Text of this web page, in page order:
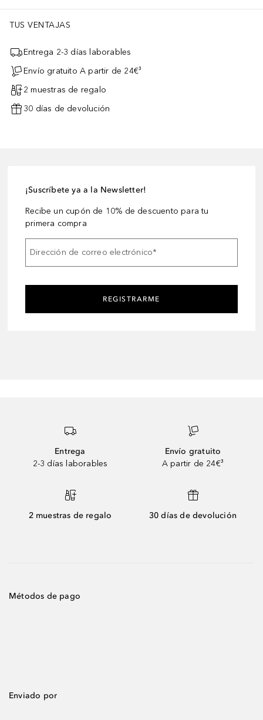
TUS VENTAJAS
Entrega 2-3 días laborables
Envío gratuito A partir de 24€³
2 muestras de regalo
30 días de devolución
¡Suscríbete ya a la Newsletter!
Recibe un cupón de 10% de descuento para tu
primera compra
Dirección de correo electrónico*
REGISTRARME
Entrega
2-3 días laborables
Envío gratuito
A partir de 24€³
2 muestras de regalo 30 días de devolución
Métodos de pago
Enviado por